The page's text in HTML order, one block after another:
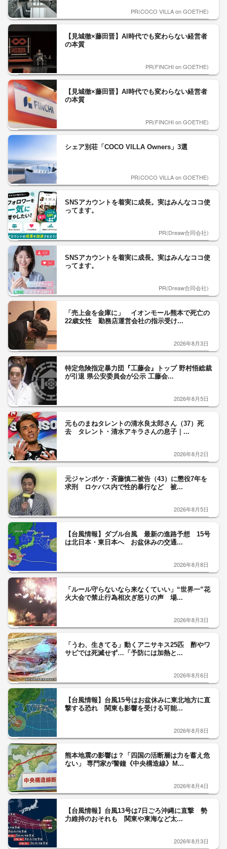
PR(COCO VILLA on GOETHE)
【見城徹×藤田晋】AI時代でも変わらない経営者
の本質
PR(FINCHI on GOETHE)
【見城徹×藤田晋】AI時代でも変わらない経営者
の本質
PR(FINCHI on GOETHE)
シェア別荘「COCO VILLA Owners」3選
PR(COCO VILLA on GOETHE)
SNSアカウントを着実に成長。実はみんなココ使
ってます。
PR(Dreaw合同会社)
SNSアカウントを着実に成長。実はみんなココ使
ってます。
PR(Dreaw合同会社)
「売上金を金庫に」 イオンモール熊本で死亡の
22歳女性 勤務店運営会社の指示受け...
2026年8月3日
特定危険指定暴力団『工藤会』トップ 野村悟総裁
が引退 県公安委員会が公示 工藤会...
2026年8月5日
元ものまねタレントの清水良太郎さん（37）死
去 タレント・清水アキラさんの息子｜...
2026年8月2日
元ジャンポケ・斉藤慎二被告（43）に懲役7年を
求刑 ロケバス内で性的暴行など 被...
2026年8月5日
【台風情報】ダブル台風 最新の進路予想 15号
は北日本・東日本へ お盆休みの交通...
2026年8月8日
「ルール守らないなら来なくていい」“世界一”花
火大会で禁止行為相次ぎ怒りの声 場...
2026年8月3日
「うわ、生きてる」動くアニサキス25匹 酢やワ
サビでは死滅せず…「予防には加熱と...
2026年8月6日
【台風情報】台風15号はお盆休みに東北地方に直
撃する恐れ 関東も影響を受ける可能...
2026年8月8日
熊本地震の影響は？「四国の活断層は力を蓄え危
ない」 専門家が警鐘《中央構造線》M...
2026年8月4日
【台風情報】台風13号は7日ごろ沖縄に直撃 勢
力維持のおそれも 関東や東海など太...
2026年8月3日